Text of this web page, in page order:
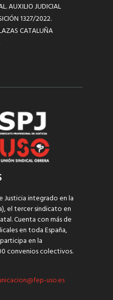
AUXILIO JUDICIAL
1327/2022.
CATALUÑA
Justicia integrado en la
el tercer sindicato en
Cuenta con más de
en toda España,
en la
convenios colectivos.
uso.es